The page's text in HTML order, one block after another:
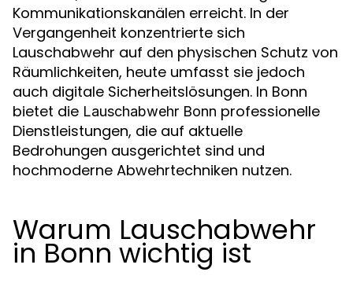
Kommunikationskanälen erreicht. In der
Vergangenheit konzentrierte sich
Lauschabwehr auf den physischen Schutz von
Räumlichkeiten, heute umfasst sie jedoch
auch digitale Sicherheitslösungen. In Bonn
bietet die Lauschabwehr Bonn professionelle
Dienstleistungen, die auf aktuelle
Bedrohungen ausgerichtet sind und
hochmoderne Abwehrtechniken nutzen.
Warum Lauschabwehr
in Bonn wichtig ist